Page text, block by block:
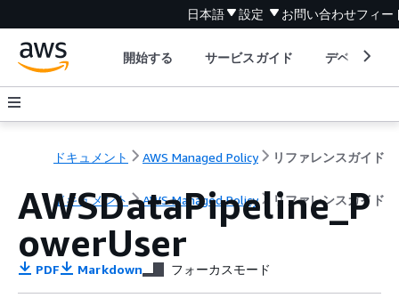
日本語 設定 お問い合わせフィー
開始する サービスガイド デベロッパ
ドキュメント AWS Managed Policy リファレンスガイド
ドキュメント AWS Managed Policy リファレンスガイド
AWSDataPipeline_P
owerUser
PDF Markdown フォーカスモード